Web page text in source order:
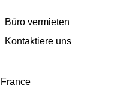
Büro vermieten
Kontaktiere uns
France